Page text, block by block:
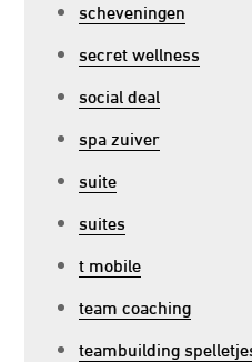
scheveningen
secret wellness
social deal
spa zuiver
suite
suites
t mobile
team coaching
teambuilding